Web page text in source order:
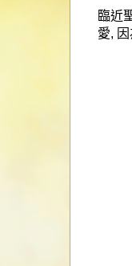
臨近
愛,